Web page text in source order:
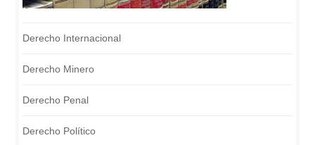
Derecho Internacional
Derecho Minero
Derecho Penal
Derecho Político